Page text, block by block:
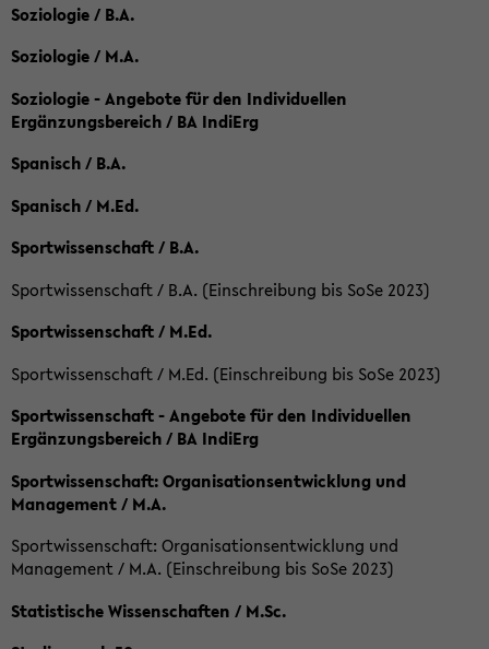
Soziologie / B.A.
Soziologie / M.A.
Soziologie - Angebote für den Individuellen
Ergänzungsbereich / BA IndiErg
Spanisch / B.A.
Spanisch / M.Ed.
Sportwissenschaft / B.A.
Sportwissenschaft / B.A. (Einschreibung bis SoSe 2023)
Sportwissenschaft / M.Ed.
Sportwissenschaft / M.Ed. (Einschreibung bis SoSe 2023)
Sportwissenschaft - Angebote für den Individuellen
Ergänzungsbereich / BA IndiErg
Sportwissenschaft: Organisationsentwicklung und
Management / M.A.
Sportwissenschaft: Organisationsentwicklung und
Management / M.A. (Einschreibung bis SoSe 2023)
Statistische Wissenschaften / M.Sc.